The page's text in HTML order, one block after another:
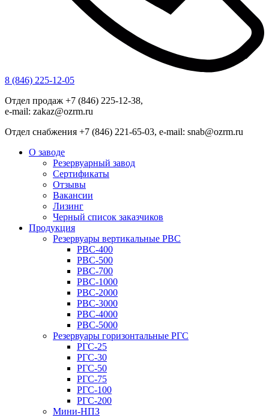
8 (846) 225-12-05
Отдел продаж +7 (846) 225-12-38,
e-mail: zakaz@ozrm.ru
Отдел снабжения +7 (846) 221-65-03, e-mail: snab@ozrm.ru
О заводе
Резервуарный завод
Сертификаты
Отзывы
Вакансии
Лизинг
Черный список заказчиков
Продукция
Резервуары вертикальные РВС
РВС-400
РВС-500
РВС-700
РВС-1000
РВС-2000
РВС-3000
РВС-4000
РВС-5000
Резервуары горизонтальные РГС
РГС-25
РГС-30
РГС-50
РГС-75
РГС-100
РГС-200
Мини-НПЗ